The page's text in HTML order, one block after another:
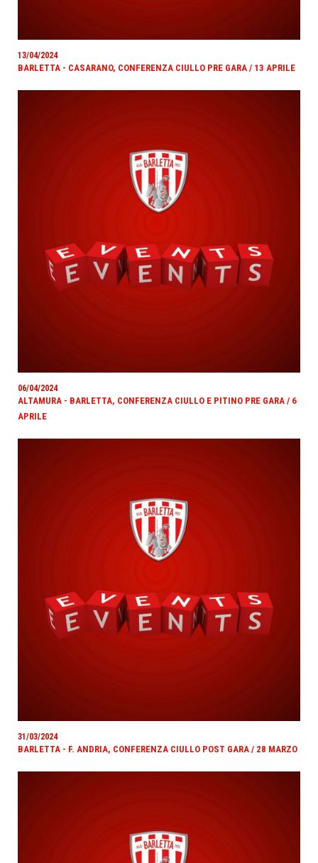
13/04/2024
BARLETTA - CASARANO, CONFERENZA CIULLO PRE GARA / 13 APRILE
06/04/2024
ALTAMURA - BARLETTA, CONFERENZA CIULLO E PITINO PRE GARA / 6
APRILE
31/03/2024
BARLETTA - F. ANDRIA, CONFERENZA CIULLO POST GARA / 28 MARZO